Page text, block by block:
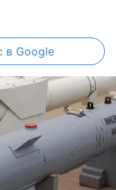
в Google